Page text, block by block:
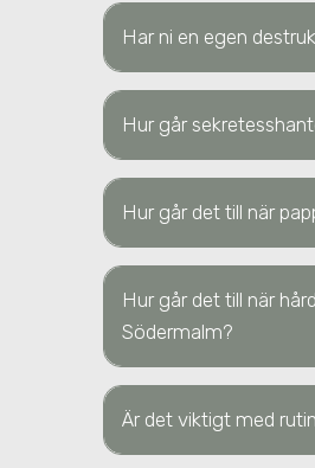
Har ni en egen
Hur går
Hur går det till när
Hur går det till när
Södermalm?
Är det viktigt med